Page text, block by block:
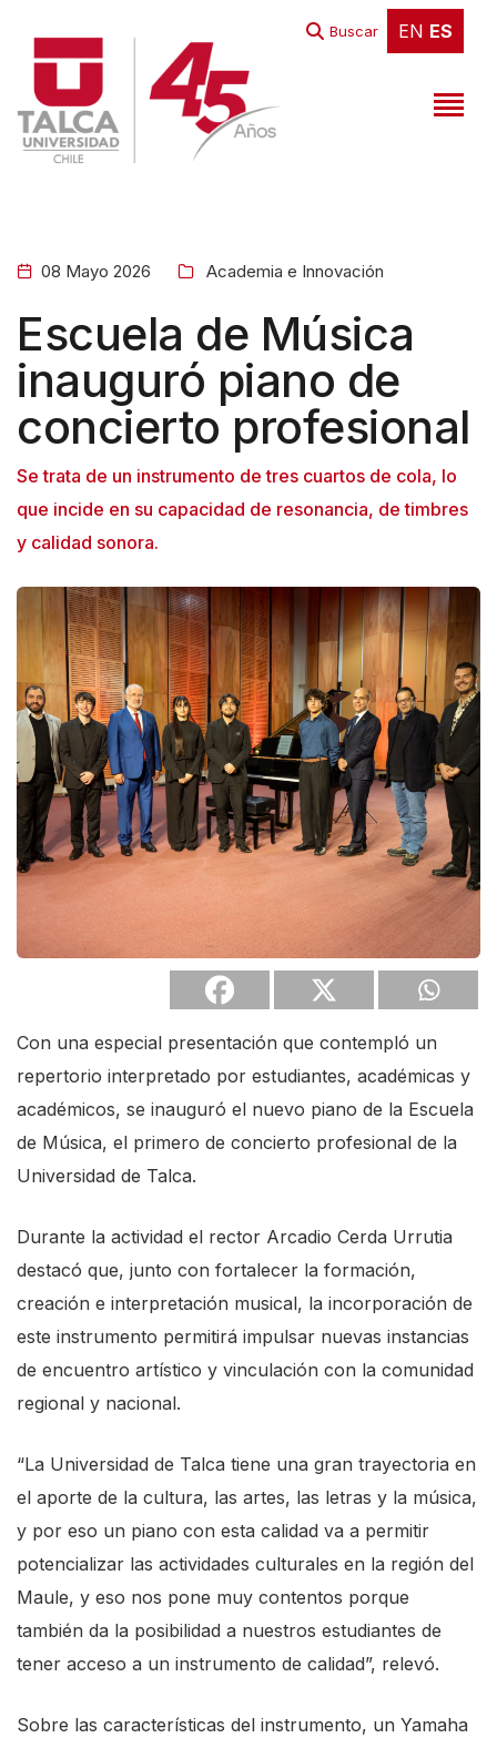
EN ES
Buscar EN ES
08 Mayo 2026 Academia e Innovación
Escuela de Música
inauguró piano de
concierto profesional
Se trata de un instrumento de tres cuartos de cola, lo
que incide en su capacidad de resonancia, de timbres
y calidad sonora.
Con una especial presentación que contempló un
repertorio interpretado por estudiantes, académicas y
académicos, se inauguró el nuevo piano de la Escuela
de Música, el primero de concierto profesional de la
Universidad de Talca.
Durante la actividad el rector Arcadio Cerda Urrutia
destacó que, junto con fortalecer la formación,
creación e interpretación musical, la incorporación de
este instrumento permitirá impulsar nuevas instancias
de encuentro artístico y vinculación con la comunidad
regional y nacional.
“La Universidad de Talca tiene una gran trayectoria en
el aporte de la cultura, las artes, las letras y la música,
y por eso un piano con esta calidad va a permitir
potencializar las actividades culturales en la región del
Maule, y eso nos pone muy contentos porque
también da la posibilidad a nuestros estudiantes de
tener acceso a un instrumento de calidad”, relevó.
Sobre las características del instrumento, un Yamaha